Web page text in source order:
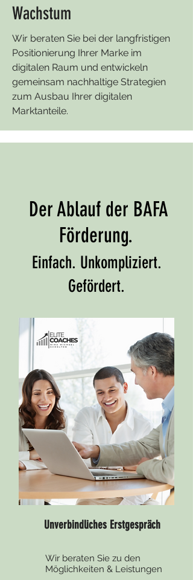
Wachstum
Wir beraten Sie bei der langfristigen
Positionierung Ihrer Marke im
digitalen Raum und entwickeln
gemeinsam nachhaltige Strategien
zum Ausbau Ihrer digitalen
Marktanteile.
Einfach. Unkompliziert.
Gefördert.
Der Ablauf der BAFA
Förderung.
Unverbindliches Erstgespräch
Wir beraten Sie zu den
Möglichkeiten & Leistungen